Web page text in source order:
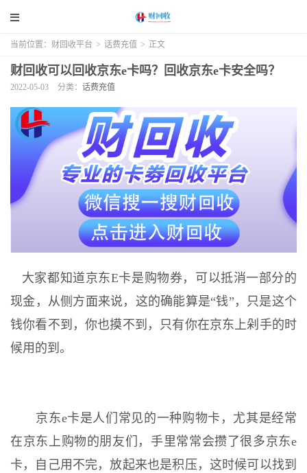
当前位置： 财回收平台 > 话费充值 > 正文
财回收可以回收京东e卡吗？回收京东e卡安全吗？
2022-05-03 分类： 话费充值
大家都知道京东E卡是购物券，可以抵消一部分的
现金，从侧方面来说，这的确能算是“钱”，只是这个
钱你看不到，你也摸不到，只有你在京东上剁手的时
候用的到。
京东e卡是人们常见的一种购物卡，尤其是经常
在京东上购物的朋友们，手里常常会攒了很多京东e
卡，自己用不完，放起来也是积压，这时候可以找到